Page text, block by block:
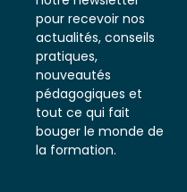
notre newsletter
pour recevoir nos
actualités, conseils
pratiques,
nouveautés
pédagogiques et
tout ce qui fait
bouger le monde de